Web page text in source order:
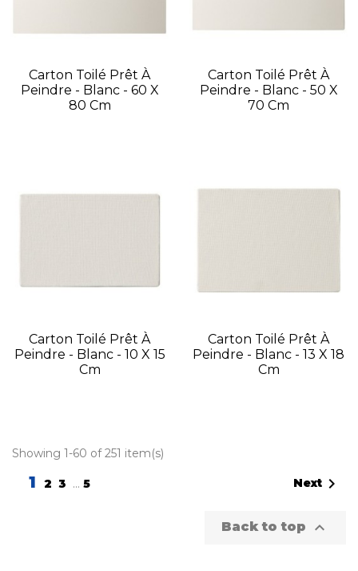
Carton Toilé Prêt À
Peindre - Blanc - 60 X
80 Cm
Carton Toilé Prêt À
Peindre - Blanc - 50 X
70 Cm
Carton Toilé Prêt À
Peindre - Blanc - 10 X 15
Cm
Carton Toilé Prêt À
Peindre - Blanc - 13 X 18
Cm
Showing 1-60 of 251 item(s)
1 2 3 … 5 Next 
Back to top 